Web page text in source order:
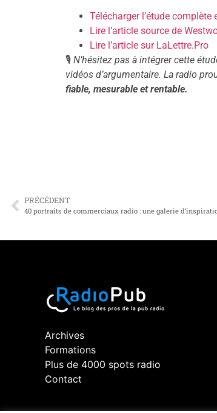
Télécharger l’étude complète
Lire l’article source de
Lire l’article sur LaLettre.Pro
🎙️ N’hésitez pas à intégrer cette
vidéos d’argumentaire. La radio
fiable, mesurable et rentable.
PRÉCÉDENT
40 portraits de commerciaux radio : une galerie
Archives
Formations
Plus de 4000 spots radio
Contact